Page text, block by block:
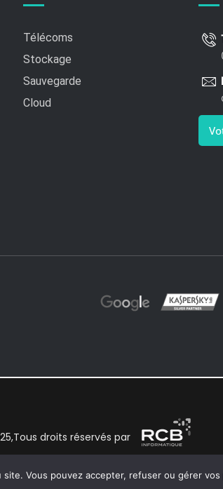
Télécoms
Stockage
Sauvegarde
Cloud
droits réservés par
site. Vous pouvez accepter, refuser ou gérer